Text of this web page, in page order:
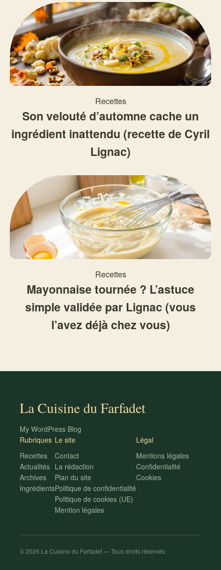
Recettes
Son velouté d’automne cache un
ingrédient inattendu (recette de Cyril
Lignac)
Recettes
Mayonnaise tournée ? L’astuce
simple validée par Lignac (vous
l’avez déjà chez vous)
La Cuisine du Farfadet
My WordPress Blog
Rubriques
Recettes
Actualités
Archives
Ingrédients
Le site
Contact
La rédaction
Plan du site
Politique de confidentialité
Politique de cookies (UE)
Mention légales
Légal
Mentions légales
Confidentialité
Cookies
© 2026 La Cuisine du Farfadet — Tous droits réservés.